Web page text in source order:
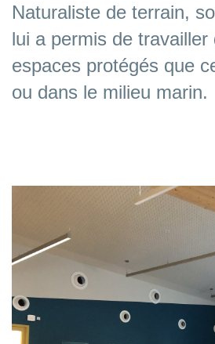
Naturaliste de terrain,
lui a permis de
espaces protégés que
ou dans le milieu marin.